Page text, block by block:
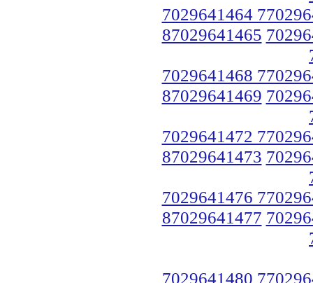
7029641464
87029641465
7029641468
87029641469
7029641472
87029641473
7029641476
87029641477
7029641480